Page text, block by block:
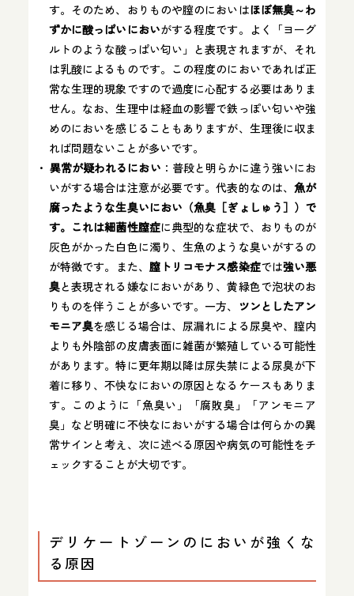
す。そのため、おりものや膣のにおいはほぼ無臭～わ
ずかに酸っぱいにおいがする程度です​。よく「ヨーグ
ルトのような酸っぱい匂い」と表現されますが、それ
は乳酸によるものです​。この程度のにおいであれば正
常な生理的現象ですので過度に心配する必要はありま
せん。なお、生理中は経血の影響で鉄っぽい匂いや強
めのにおいを感じることもありますが、生理後に収ま
れば問題ないことが多いです​。
異常が疑われるにおい ：普段と明らかに違う強いにお
いがする場合は注意が必要です。代表的なのは、魚が
腐ったような生臭いにおい（魚臭［ぎょしゅう］）で
す。これは細菌性膣症に典型的な症状で、おりものが
灰色がかった白色に濁り、生魚のような臭いがするの
が特徴です​。また、 膣トリコモナス感染症では強い悪
臭と表現される嫌なにおいがあり、黄緑色で泡状のお
りものを伴うことが多いです​。一方、 ツンとしたアン
モニア臭を感じる場合は、尿漏れによる尿臭や、膣内
よりも外陰部の皮膚表面に雑菌が繁殖している可能性
があります。特に更年期以降は尿失禁による尿臭が下
着に移り、不快なにおいの原因となるケースもありま
す。このように「魚臭い」「腐敗臭」「アンモニア
臭」など明確に不快なにおいがする場合は何らかの異
常サインと考え、次に述べる原因や病気の可能性をチ
ェックすることが大切です。
デリケートゾーンのにおいが強くな
る原因